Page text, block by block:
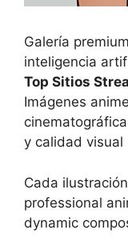
Galería
inteligencia
Top Sitios
Imágenes
cinematográfica
y calidad visual
Cada
professional
dynamic